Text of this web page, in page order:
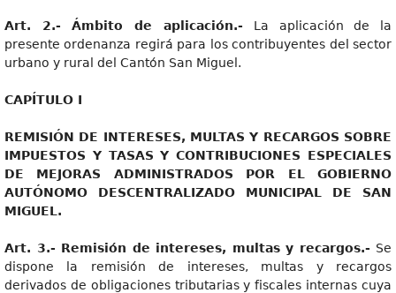
Art. 2.- Ámbito de aplicación.- La aplicación de la
presente ordenanza regirá para los contribuyentes del sector
urbano y rural del Cantón San Miguel.
CAPÍTUL O I
REMISIÓN DE INTERESES, MULTAS Y RECARGOS SOBRE
IMPUESTOS Y TASAS Y CONTRIBUCIONES ESPECIALES
DE MEJORAS ADMINISTRADOS POR EL GOBIERNO
AUTÓNOMO DESCENTRALIZADO MUNICIPAL DE SAN
MIGUEL.
Art. 3.- Remisión de intereses, multas y recargos.- Se
dispone la remisión de intereses, multas y recargos
derivados de obligaciones tributarias y fiscales internas cuya